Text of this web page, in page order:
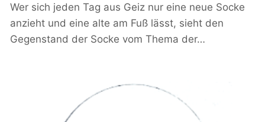
Wer sich jeden Tag aus Geiz nur eine neue Socke
anzieht und eine alte am Fuß lässt, sieht den
Gegenstand der Socke vom Thema der…